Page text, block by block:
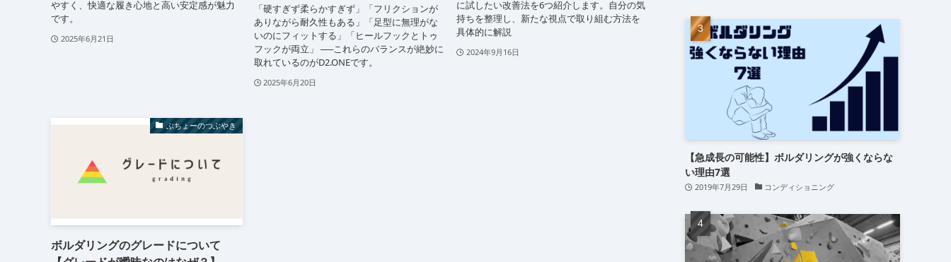
やすく、快適な履き心地と高い安定感が魅力
です。
2025年6月21日
「硬すぎず柔らかすぎず」「フリクションが
ありながら耐久性もある」「足型に無理がな
いのにフィットする」「ヒールフックとトゥ
フックが両立」 ──これらのバランスが絶妙に
取れているのがD2.ONEです。
2025年6月20日
に試したい改善法を6つ紹介します。自分の気
持ちを整理し、新たな視点で取り組む方法を
具体的に解説
2024年9月16日
ぶちょーのつぶやき
ボルダリングのグレードについて
【急成長の可能性】ボルダリングが強くならな
い理由7選
2019年7月29日 コンディショニング